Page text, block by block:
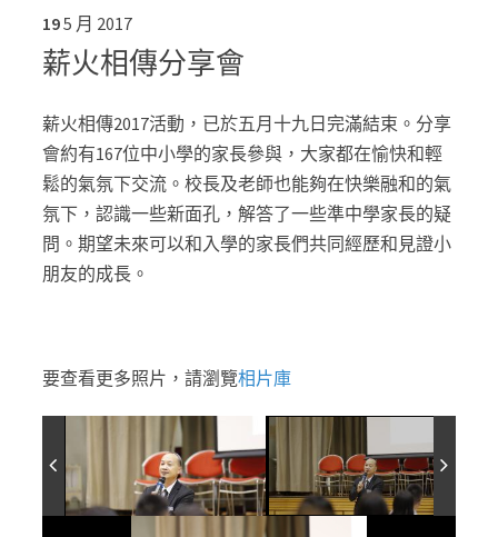
195 月 2017
薪火相傳分享會
薪火相傳2017活動，已於五月十九日完滿結束。分享
會約有167位中小學的家長參與，大家都在愉快和輕
鬆的氣氛下交流。校長及老師也能夠在快樂融和的氣
氛下，認識一些新面孔，解答了一些準中學家長的疑
問。期望未來可以和入學的家長們共同經歷和見證小
朋友的成長。
要查看更多照片，請瀏覽相片庫